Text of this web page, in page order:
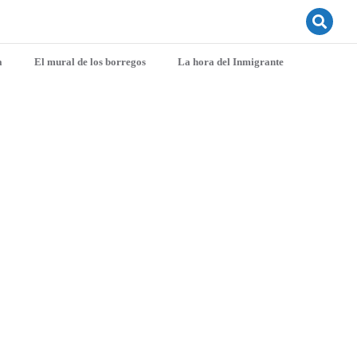
El mural de los borregos La hora del Inmigrante